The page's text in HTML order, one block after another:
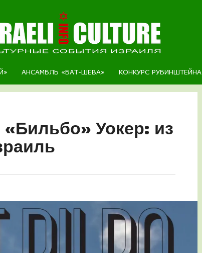
АНСАМБЛЬ «БАТ-ШЕВА» КОНКУРС РУБИНШТЕЙНА
Уокер: из